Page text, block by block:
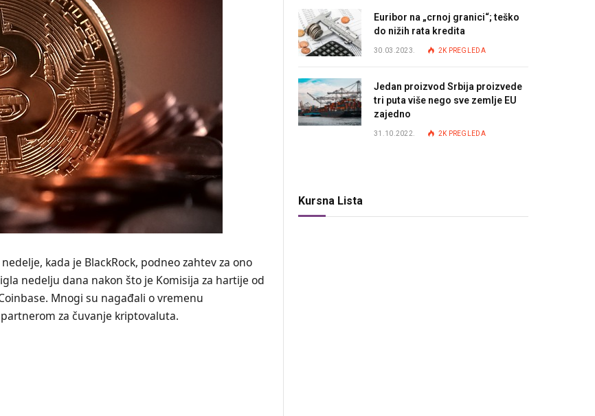
kada je BlackRock, podneo zahtev za ono
nedelju dana nakon što je Komisija za hartije od
Mnogi su nagađali o vremenu
za čuvanje kriptovaluta.
Euribor na „crnoj granici“; teško
do nižih rata kredita
30.03.2023. 2K PREGLEDA
Jedan proizvod Srbija proizvede
tri puta više nego sve zemlje EU
zajedno
31.10.2022. 2K PREGLEDA
Kursna Lista